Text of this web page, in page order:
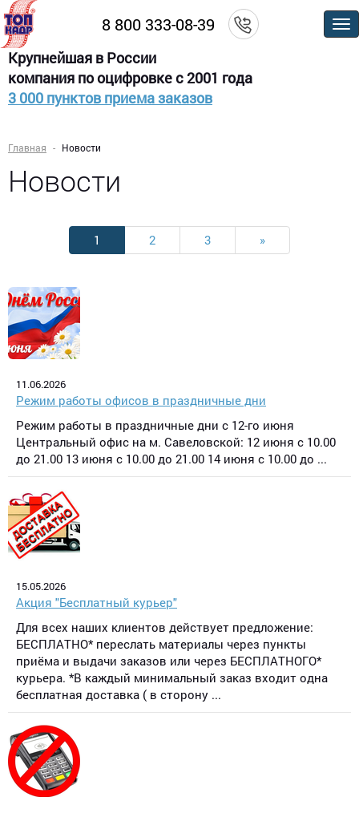
8 800 333-08-39
Крупнейшая в России
компания по оцифровке с 2001 года
3 000 пунктов приема заказов
Главная Новости
Новости
1 2 3 »
11.06.2026
Режим работы офисов в праздничные дни
Режим работы в праздничные дни с 12-го июня
Центральный офис на м. Савеловской: 12 июня с 10.00
до 21.00 13 июня с 10.00 до 21.00 14 июня с 10.00 до ...
15.05.2026
Акция "Бесплатный курьер"
Для всех наших клиентов действует предложение:
БЕСПЛАТНО* переслать материалы через пункты
приёма и выдачи заказов или через БЕСПЛАТНОГО*
курьера. *В каждый минимальный заказ входит одна
бесплатная доставка ( в сторону ...